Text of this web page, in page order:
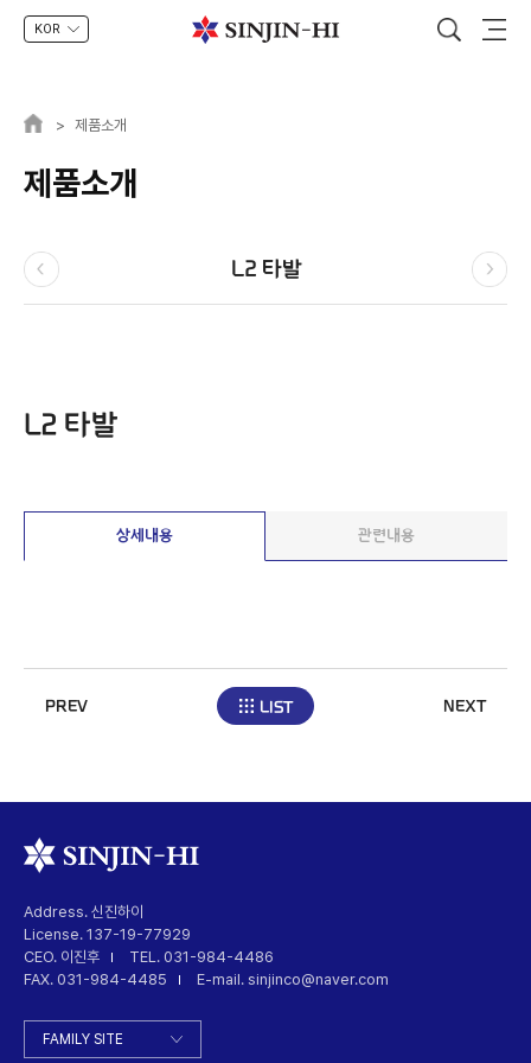
KOR
> 제품소개
제품소개
L2 타발
L2 타발
상세내용 관련내용
PREV LIST NEXT
Address. 신진하이
License. 137-19-77929
CEO. 이진후
TEL. 031-984-4486
FAX. 031-984-4485
E-mail. sinjinco@naver.com